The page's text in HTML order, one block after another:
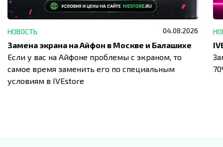
НОВОСТЬ 04.08.2026
Замена экрана на Айфон в Москве и Балашихе
Если у вас на Айфоне проблемы с экраном, то
самое время заменить его по специальным
условиям в IVEstore